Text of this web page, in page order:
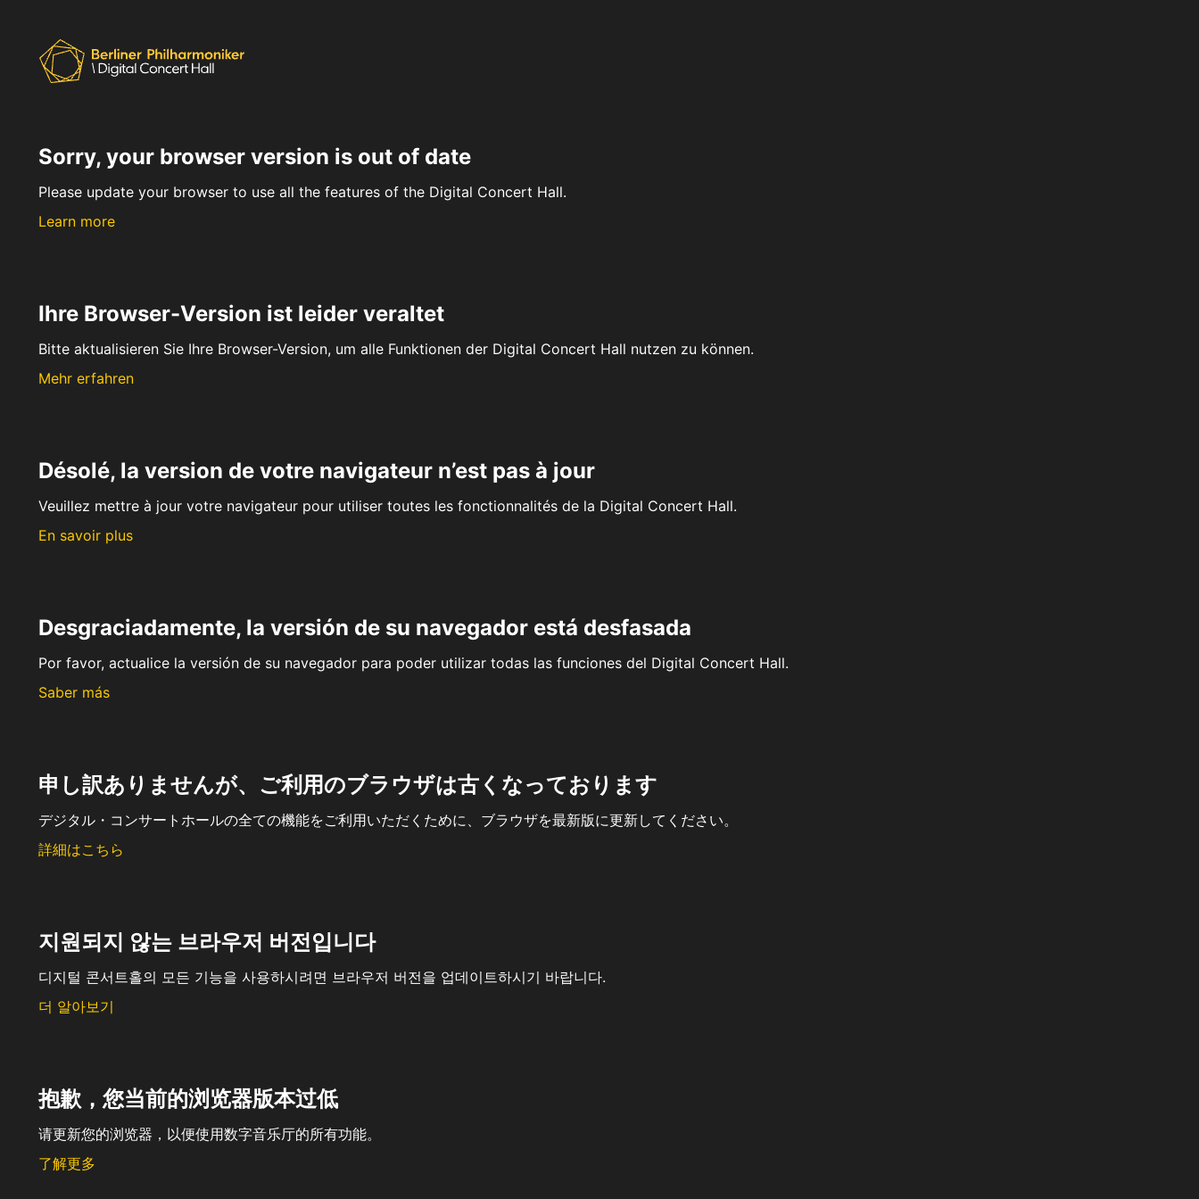
Sorry, your browser version is out of date
Please update your browser to use all the features of the Digital Concert Hall.
Learn more
Ihre Browser-Version ist leider veraltet
Bitte aktualisieren Sie Ihre Browser-Version, um alle Funktionen der Digital Concert Hall nutzen zu können.
Mehr erfahren
Désolé, la version de votre navigateur n’est pas à jour
Veuillez mettre à jour votre navigateur pour utiliser toutes les fonctionnalités de la Digital Concert Hall.
En savoir plus
Desgraciadamente, la versión de su navegador está desfasada
Por favor, actualice la versión de su navegador para poder utilizar todas las funciones del Digital Concert Hall.
Saber más
申し訳ありませんが、ご利用のブラウザは古くなっております
デジタル・コンサートホールの全ての機能をご利用いただくために、ブラウザを最新版に更新してください。
詳細はこちら
지원되지 않는 브라우저 버전입니다
디지털 콘서트홀의 모든 기능을 사용하시려면 브라우저 버전을 업데이트하시기 바랍니다.
더 알아보기
抱歉，您当前的浏览器版本过低
请更新您的浏览器，以便使用数字音乐厅的所有功能。
了解更多